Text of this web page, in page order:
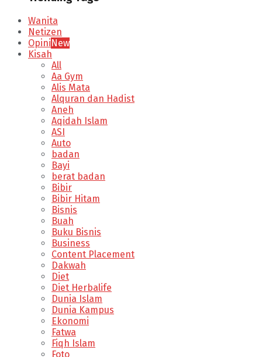
Wanita
Netizen
OpiniNew
Kisah
All
Aa Gym
Alis Mata
Alquran dan Hadist
Aneh
Aqidah Islam
ASI
Auto
badan
Bayi
berat badan
Bibir
Bibir Hitam
Bisnis
Buah
Buku Bisnis
Business
Content Placement
Dakwah
Diet
Diet Herbalife
Dunia Islam
Dunia Kampus
Ekonomi
Fatwa
Fiqh Islam
Foto